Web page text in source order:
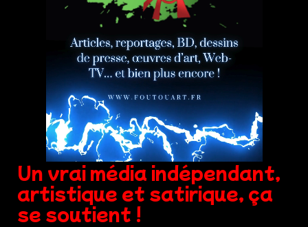
Un vrai média indépendant,
artistique et satirique, ça
se soutient !